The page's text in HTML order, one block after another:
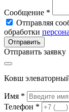
Сообщение *
Отправляя
обработки
Отправить
Отправить заявку
Ковш
Имя *
Телефон *